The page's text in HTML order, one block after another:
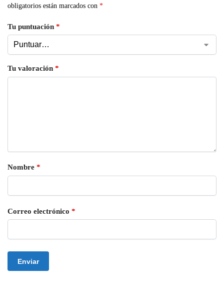
obligatorios están marcados con *
Tu puntuación *
Tu valoración *
Nombre *
Correo electrónico *